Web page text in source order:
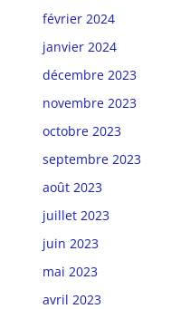
février 2024
janvier 2024
décembre 2023
novembre 2023
octobre 2023
septembre 2023
août 2023
juillet 2023
juin 2023
mai 2023
avril 2023